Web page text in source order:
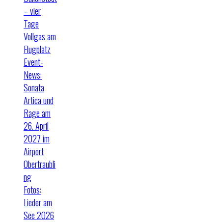
– vier
Tage
Vollgas am
Flugplatz
Event-
News:
Sonata
Artica und
Rage am
26. April
2027 im
Airport
Obertraubli
ng
Fotos:
Lieder am
See 2026